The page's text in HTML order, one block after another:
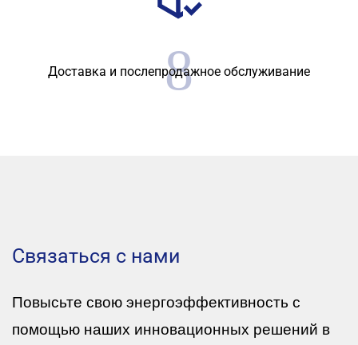
Доставка и послепродажное обслуживание
Связаться с нами
Повысьте свою энергоэффективность с
помощью наших инновационных решений в